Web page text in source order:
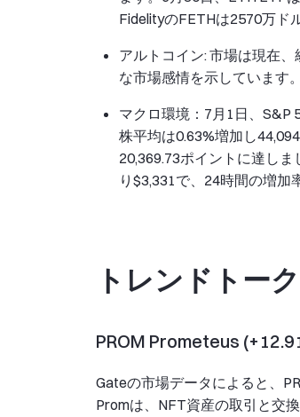
FidelityのFETHは2570万ド
アルトコイン: 市場は現在
な市場感情を示しています。
マクロ環境：7月1日、S&P
株平均は0.63%増加し
20,369.73ポイントに達し
り$3,331で、24時間の増加
トレンドトー
PROM Prometeus
Gateの市場データによると、
Promは、NFT資産の取引と交